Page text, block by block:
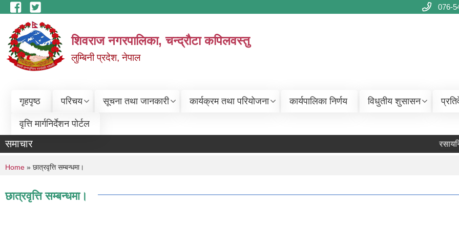
Skip to main content 076-
शिवराज नगरपालिका, चन्द्राैटा कपिलवस्तु
लुम्बिनी प्रदेश, नेपाल
गृहपृष्ठ परिचय सूचना तथा जानकारी कार्यक्रम तथा परियोजना कार्यपालिका निर्णय विधुतीय शुसासन
वृत्ति मार्गनिर्देशन पोर्टल
समाचार
You are here
Home » छात्रवृत्ति सम्बन्धमा।
छात्रवृत्ति सम्बन्धमा।